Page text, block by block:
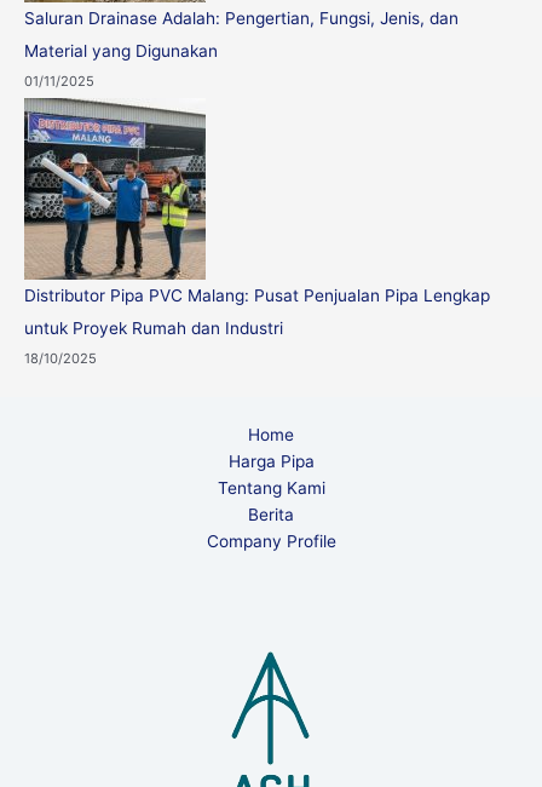
Saluran Drainase Adalah: Pengertian, Fungsi, Jenis, dan
Material yang Digunakan
01/11/2025
Distributor Pipa PVC Malang: Pusat Penjualan Pipa Lengkap
untuk Proyek Rumah dan Industri
18/10/2025
Home
Harga Pipa
Tentang Kami
Berita
Company Profile